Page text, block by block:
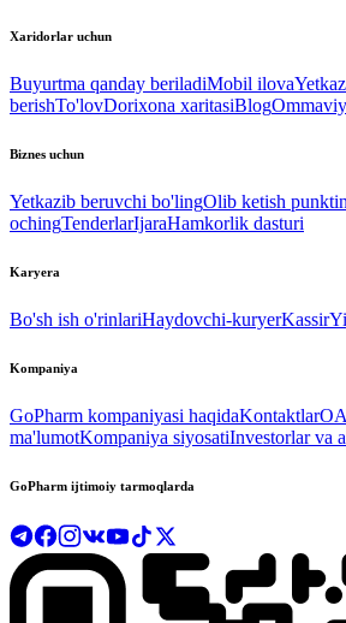
Xaridorlar uchun
Buyurtma qanday beriladiMobil ilova
berishTo'lovDorixona xaritasiBlog
Biznes uchun
Yetkazib beruvchi bo'lingOlib ketish
ochingTenderlarIjaraHamkorlik dasturi
Karyera
Bo'sh ish o'rinlariHaydovchi-kuryerKassir
Kompaniya
GoPharm kompaniyasi haqidaKontaktlar
ma'lumotKompaniya siyosatiInvestorlar va
GoPharm ijtimoiy tarmoqlarda